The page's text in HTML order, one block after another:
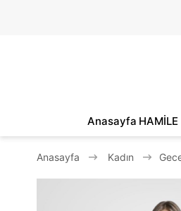
Anasayfa
Anasayfa Kadın